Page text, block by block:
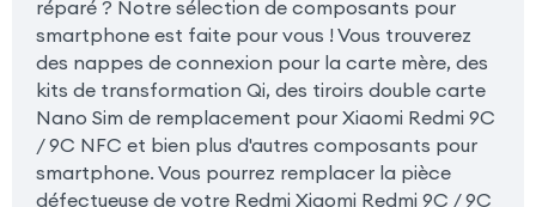
réparé ? Notre sélection de composants pour
smartphone est faite pour vous ! Vous trouverez
des nappes de connexion pour la carte mère, des
kits de transformation Qi, des tiroirs double carte
Nano Sim de remplacement pour Xiaomi Redmi 9C
/ 9C NFC et bien plus d'autres composants pour
smartphone. Vous pourrez remplacer la pièce
défectueuse de votre Redmi Xiaomi Redmi 9C / 9C